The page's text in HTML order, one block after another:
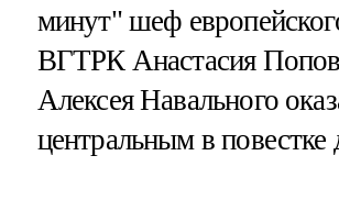
минут" шеф
ВГТРК Анастасия
Алексея Навального
центральным в повестке